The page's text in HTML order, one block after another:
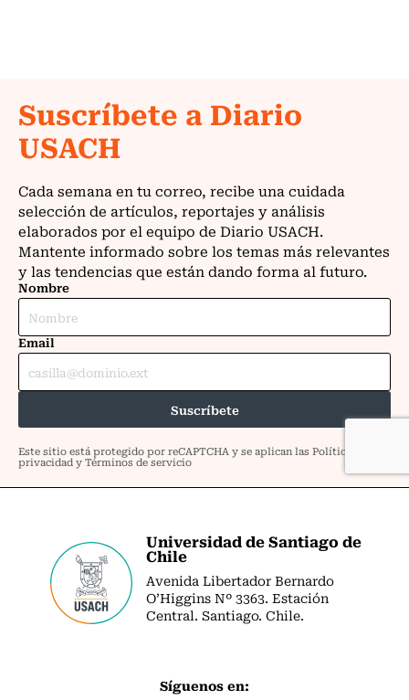
Universidad de Santiago de
Chile
Avenida Libertador Bernardo
O’Higgins Nº 3363. Estación
Central. Santiago. Chile.
Síguenos en: